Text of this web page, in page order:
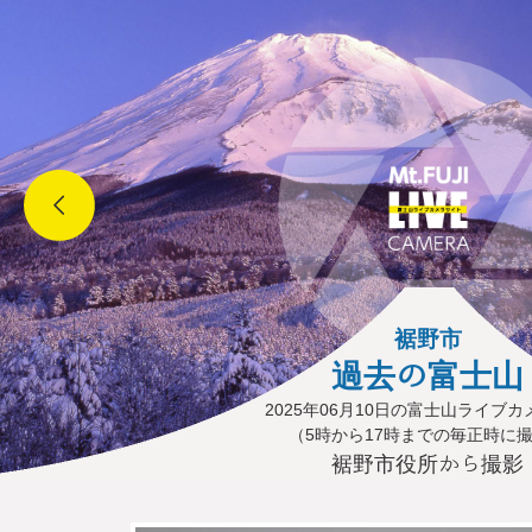
裾野市
過去の富士山
2025年06月10日の富士山ライブカ
（5時から17時までの毎正時に
裾野市役所から撮影